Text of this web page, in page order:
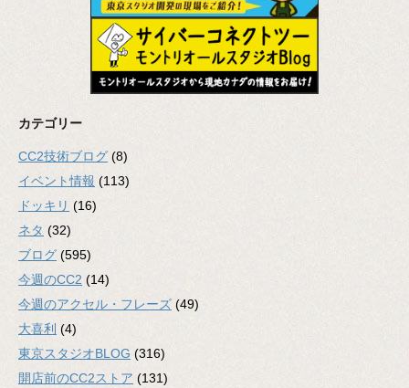
カテゴリー
CC2技術ブログ (8)
イベント情報 (113)
ドッキリ (16)
ネタ (32)
ブログ (595)
今週のCC2 (14)
今週のアクセル・フレーズ (49)
大喜利 (4)
東京スタジオBLOG (316)
開店前のCC2ストア (131)